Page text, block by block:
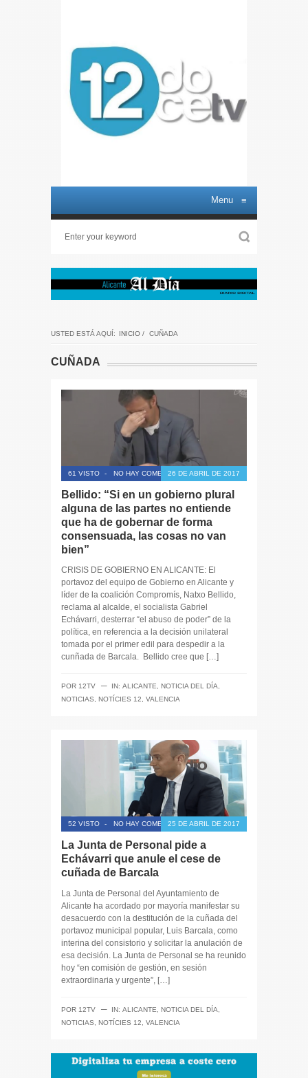
Menu ≡
USTED ESTÁ AQUÍ: INICIO / CUÑADA
CUÑADA
61 VISTO - NO HAY COMENTARIOS26 DE ABRIL DE 2017
Bellido: “Si en un gobierno plural
alguna de las partes no entiende
que ha de gobernar de forma
consensuada, las cosas no van
bien”
CRISIS DE GOBIERNO EN ALICANTE: El
portavoz del equipo de Gobierno en Alicante y
líder de la coalición Compromís, Natxo Bellido,
reclama al alcalde, el socialista Gabriel
Echávarri, desterrar “el abuso de poder” de la
política, en referencia a la decisión unilateral
tomada por el primer edil para despedir a la
cunñada de Barcala. Bellido cree que […]
POR 12TV ─ IN: ALICANTE, NOTICIA DEL DÍA,
NOTICIAS, NOTÍCIES 12, VALENCIA
52 VISTO - NO HAY COMENTARIOS25 DE ABRIL DE 2017
La Junta de Personal pide a
Echávarri que anule el cese de
cuñada de Barcala
La Junta de Personal del Ayuntamiento de
Alicante ha acordado por mayoría manifestar su
desacuerdo con la destitución de la cuñada del
portavoz municipal popular, Luis Barcala, como
interina del consistorio y solicitar la anulación de
esa decisión. La Junta de Personal se ha reunido
hoy “en comisión de gestión, en sesión
extraordinaria y urgente”, […]
POR 12TV ─ IN: ALICANTE NOTICIA DEL DÍA
NOTICIAS
NOTÍCIES 12 VALENCIA